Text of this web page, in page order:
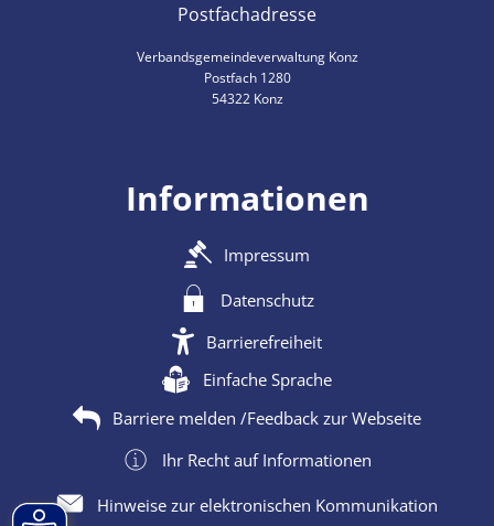
Postfachadresse
Verbandsgemeindeverwaltung Konz
Postfach 1280
54322 Konz
Informationen
Impressum
Datenschutz
Barrierefreiheit
Einfache Sprache
Barriere melden /Feedback zur Webseite
Ihr Recht auf Informationen
Hinweise zur elektronischen Kommunikation